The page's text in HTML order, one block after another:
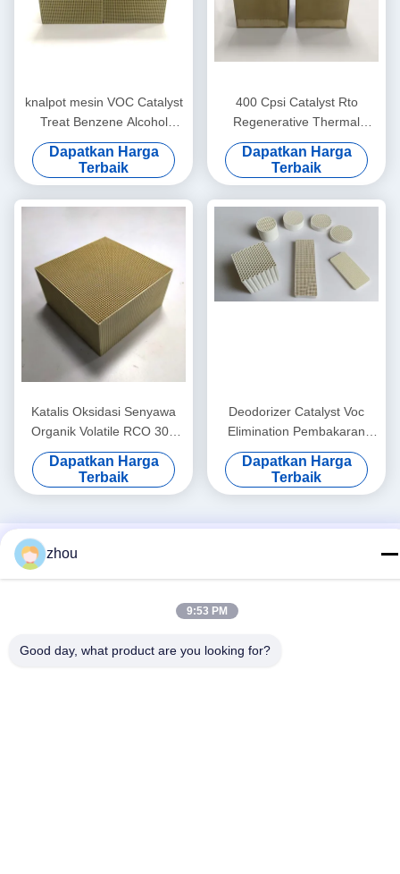
knalpot mesin VOC Catalyst
Treat Benzene Alcohol
Aldehyde Alkane
100x100x50mm
Dapatkan Harga
Terbaik
400 Cpsi Catalyst Rto
Regenerative Thermal
Oxidizer Perawatan
Pembakaran Aliran Kecil
Dapatkan Harga
Terbaik
Katalis Oksidasi Senyawa
Organik Volatile RCO 300
Cpsi Hapus Gas Limbah
Industri
Dapatkan Harga
Terbaik
Deodorizer Catalyst Voc
Elimination Pembakaran
Metode Oksidasi Katalitik
Dapatkan Harga
Terbaik
zhou
9:53 PM
Good day, what product are you looking for?